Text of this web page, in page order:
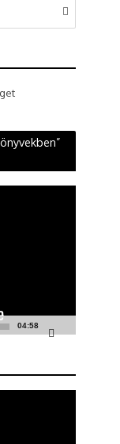
04:58